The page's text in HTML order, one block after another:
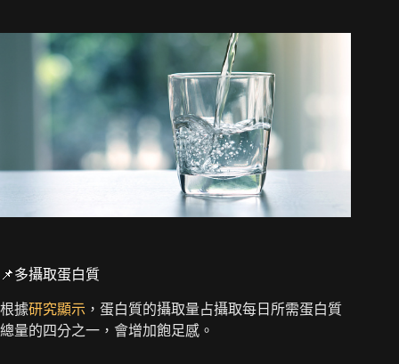
📌多攝取蛋白質
根據研究顯示 ，蛋白質的攝取量占攝取每日所需蛋白質
總量的四分之一，會增加飽足感。